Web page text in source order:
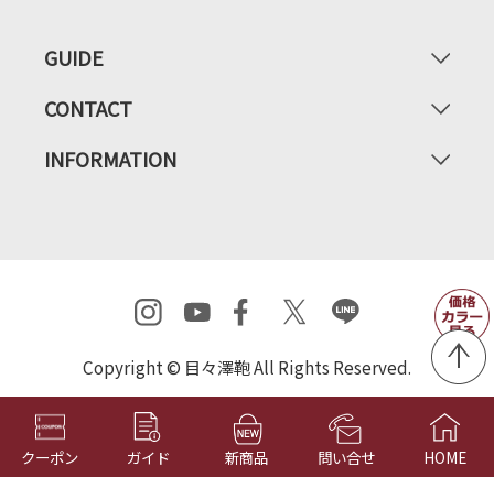
GUIDE
CONTACT
INFORMATION
Copyright © 目々澤鞄 All Rights Reserved.
クーポン ガイド 新商品 問い合せ HOME